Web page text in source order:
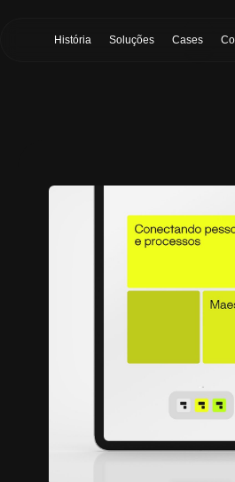
História Soluções Cases